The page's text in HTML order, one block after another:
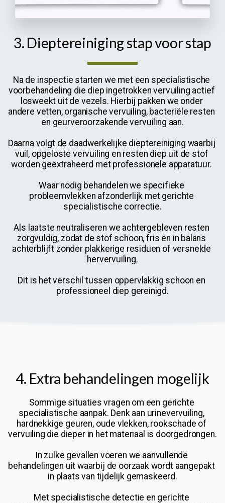
3. Dieptereiniging stap voor stap
Na de inspectie starten we met een specialistische
voorbehandeling die diep ingetrokken vervuiling actief
losweekt uit de vezels. Hierbij pakken we onder
andere vetten, organische vervuiling, bacteriële resten
en geurveroorzakende vervuiling aan.
Daarna volgt de daadwerkelijke dieptereiniging waarbij
vuil, opgeloste vervuiling en resten diep uit de stof
worden geëxtraheerd met professionele apparatuur.
Waar nodig behandelen we specifieke
probleemvlekken afzonderlijk met gerichte
specialistische correctie.
Als laatste neutraliseren we achtergebleven resten
zorgvuldig, zodat de stof schoon, fris en in balans
achterblijft zonder plakkerige residuen of versnelde
hervervuiling.
Dit is het verschil tussen oppervlakkig schoon en
professioneel diep gereinigd.
4. Extra behandelingen mogelijk
Sommige situaties vragen om een gerichte
specialistische aanpak. Denk aan urinevervuiling,
hardnekkige geuren, oude vlekken, rookschade of
vervuiling die dieper in het materiaal is doorgedrongen.
In zulke gevallen voeren we aanvullende
behandelingen uit waarbij de oorzaak wordt aangepakt
in plaats van tijdelijk gemaskeerd.
Met specialistische detectie en gerichte